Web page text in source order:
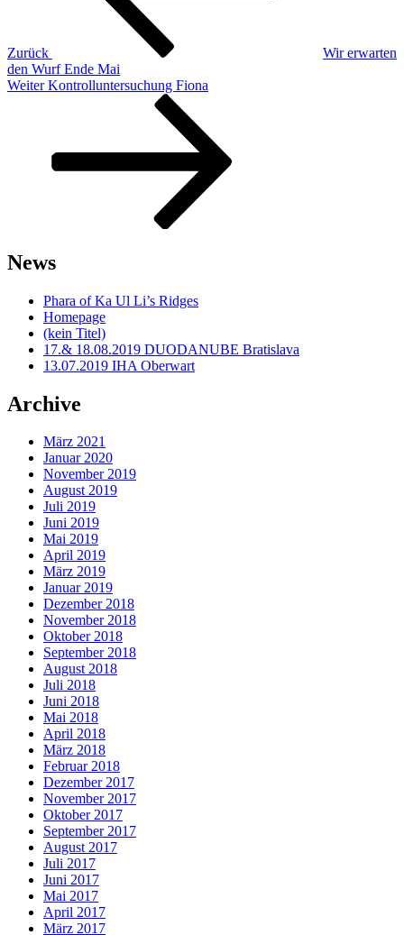
Zurück
Wir erwarten
den Wurf Ende Mai
Nächster
Weiter Kontrolluntersuchung Fiona
News
Phara of Ka Ul Li’s Ridges
Homepage
(kein Titel)
17.& 18.08.2019 DUODANUBE Bratislava
13.07.2019 IHA Oberwart
Archive
März 2021
Januar 2020
November 2019
August 2019
Juli 2019
Juni 2019
Mai 2019
April 2019
März 2019
Januar 2019
Dezember 2018
November 2018
Oktober 2018
September 2018
August 2018
Juli 2018
Juni 2018
Mai 2018
April 2018
März 2018
Februar 2018
Dezember 2017
November 2017
Oktober 2017
September 2017
August 2017
Juli 2017
Juni 2017
Mai 2017
April 2017
März 2017